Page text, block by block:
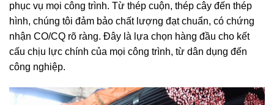
phục vụ mọi công trình. Từ thép cuộn, thép cây đến thép
hình, chúng tôi đảm bảo chất lượng đạt chuẩn, có chứng
nhận CO/CQ rõ ràng. Đây là lựa chọn hàng đầu cho kết
cấu chịu lực chính của mọi công trình, từ dân dụng đến
công nghiệp.